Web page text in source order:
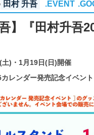
田村 升吾 .EVENT
吾】『田村升
)・1月19日(日)開催
カレンダー発売記念イベン